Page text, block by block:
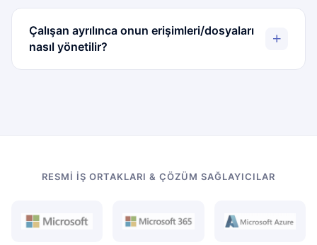
Çalışan ayrılınca onun erişimleri/dosyaları
nasıl yönetilir?
RESMI İŞ ORTAKLARI & ÇÖZÜM SAĞLAYICILAR